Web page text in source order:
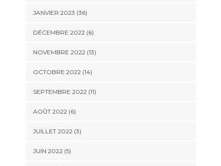
JANVIER 2023 (36)
DÉCEMBRE 2022 (6)
NOVEMBRE 2022 (13)
OCTOBRE 2022 (14)
SEPTEMBRE 2022 (11)
AOÛT 2022 (6)
JUILLET 2022 (3)
JUIN 2022 (5)